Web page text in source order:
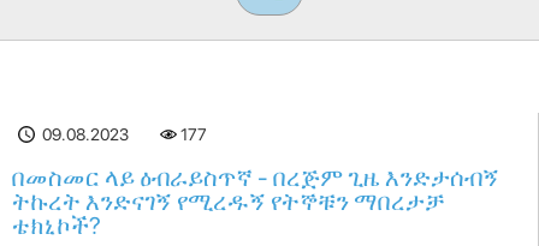
09.08.2023 177
በመስመር ላይ ዕብራይስጥኛ - በረጅም ጊዜ እንድታሰብኝ
ትኩረት እንድናገኝ የሚረዱኝ የትኞቹን ማበረታቻ
ቴክኒኮች?